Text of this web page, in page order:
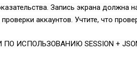
Запись экрана должна
аккаунтов. Учтите, что
ИСПОЛЬЗОВАНИЮ SESSION +